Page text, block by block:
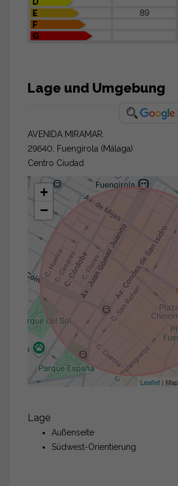
E
89
F
G
Lage und Umgebung
AVENIDA MIRAMAR.
29640, Fuengirola (Málaga)
Centro Ciudad
+
−
Leaflet |
Lage
Außenseite
Südwest-Orientierung